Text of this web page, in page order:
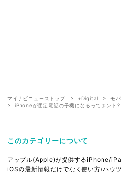
マイナビニューストップ +Digital モバ
iPhoneが固定電話の子機になるってホント
このカテゴリーについて
アップル(Apple)が提供するiPhone/
iOSの最新情報だけでなく使い方(ハウツ